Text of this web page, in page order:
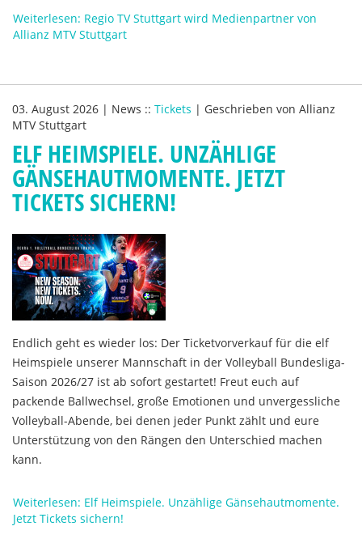
Weiterlesen: Regio TV Stuttgart wird Medienpartner von
Allianz MTV Stuttgart
03. August 2026 | News :: Tickets | Geschrieben von Allianz
MTV Stuttgart
ELF HEIMSPIELE. UNZÄHLIGE
GÄNSEHAUTMOMENTE. JETZT
TICKETS SICHERN!
Endlich geht es wieder los: Der Ticketvorverkauf für die elf
Heimspiele unserer Mannschaft in der Volleyball Bundesliga-
Saison 2026/27 ist ab sofort gestartet! Freut euch auf
packende Ballwechsel, große Emotionen und unvergessliche
Volleyball-Abende, bei denen jeder Punkt zählt und eure
Unterstützung von den Rängen den Unterschied machen
kann.
Weiterlesen: Elf Heimspiele. Unzählige Gänsehautmomente.
Jetzt Tickets sichern!